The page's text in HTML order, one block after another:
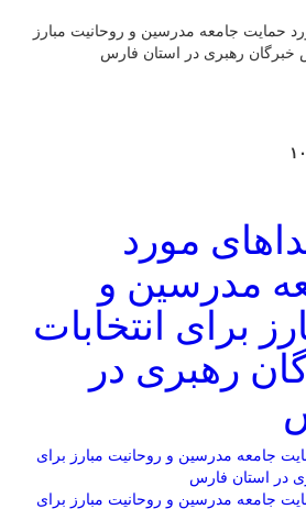
حمایت جامعه مدرسین و روحانیت مبارز
خبرگان رهبری در استان فارس
مورد
مدرسین و
برای انتخابات
رهبری در